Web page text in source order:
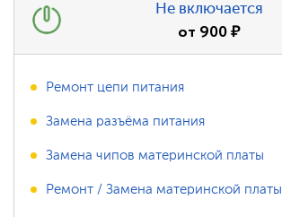
Не включается
от 900₽
Ремонт цепи питания
Замена разъёма питания
Замена чипов материнской платы
Ремонт / Замена материнской платы